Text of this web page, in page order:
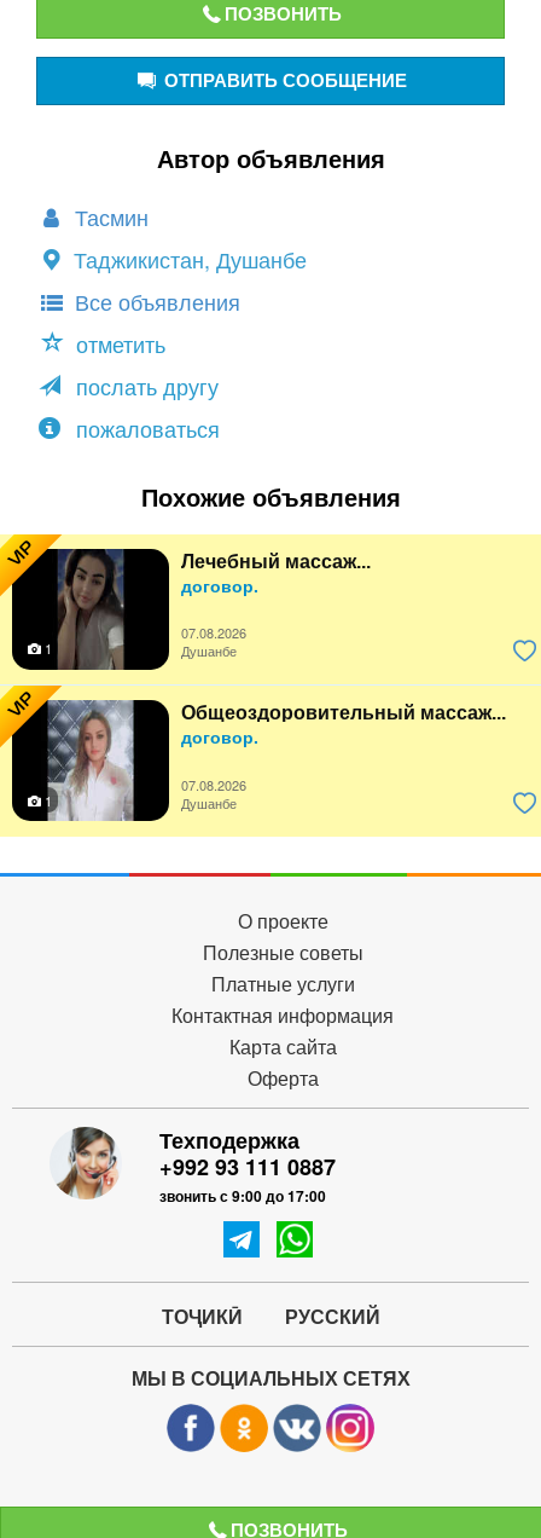
ПОЗВОНИТЬ
ПОЗВОНИТЬ
ОТПРАВИТЬ СООБЩЕНИЕ
Автор объявления
Тасмин
Таджикистан, Душанбе
Все объявления
отметить
послать другу
пожаловаться
Похожие объявления
VIP Лечебный массаж...
договор.
07.08.2026
1
Душанбе
VIP Общеоздоровительный массаж...
договор.
07.08.2026
1
Душанбе
О проекте
Полезные советы
Платные услуги
Контактная информация
Карта сайта
Оферта
Техподержка
+992 93 111 0887
звонить с 9:00 до 17:00
ТОҶИКӢ РУССКИЙ
МЫ В СОЦИАЛЬНЫХ СЕТЯХ